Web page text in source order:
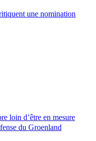
une nomination
loin d’être en mesure
du Groenland